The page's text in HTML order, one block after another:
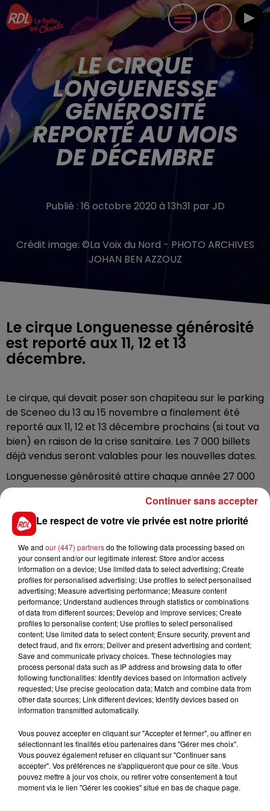
LE CIRQUE
LONGUENESSE
GÉNÉROSITÉ
REPORTÉ AU MOIS
DE DÉCEMBRE
Publié : 16 octobre 2020 à 13h31 par JD
Crédit image: ©La Voix du Nord - PHOTO ARCHIVES
JOHAN BEN AZZOUZ
Le cirque Longuenesse générosité
est reporté aux 11, 12 et 13
décembre.
Le cirque, qui devait poser son chapiteau sur le parking
de Sceneo du 13 au 15 novembre a finalement été
reporté aux 11, 12 et 13 décembre prochains (si tout va
bien) en raison de la crise sanitaire. Les 7 000 billets
déjà vendus seront valables pour les nouvelles dates.
Longuenesse générosité attire chaque année 27 000
spectateurs.
FIL D'ACTUS
15 juillet 2026
BÉTHUNE: ENQUÊTE POUR HOMICIDE
VOLONTAIRE EN COURS, APRÈS LA...
Selon les premiers éléments, le logement servait
Le respect de votre vie privée est notre priorité
We and our (447) partnersdo the following data processing based on
your consent and/or our legitimate interest: Store and/or access
information on a device; Use limited data to select advertising; Create
profiles for personalised advertising; Use profiles to select personalised
advertising; Measure advertising performance; Measure content
performance; Understand audiences through statistics or combinations
of data from different sources; Develop and improve services; Create
profiles to personalise content; Use profiles to select personalised
content; Use limited data to select content; Ensure security, prevent and
detect fraud, and fix errors; Deliver and present advertising and content;
Save and communicate privacy choices. These technologies may
process personal data such as IP address and browsing data to offer
following functionalities: Identify devices based on information actively
requested; Use precise geolocation data; Match and combine data from
other data sources; Link different devices; Identify devices based on
information transmitted automatically.
Vous pouvez accepter en cliquant sur "Accepter et fermer", ou affiner en
sélectionnant les finalités et/ou partenaires dans "Gérer mes choix".
Vous pouvez également refuser en cliquant sur "Continuer sans
accepter". Vos préférences ne s'appliqueront que pour ce site. Vous
pouvez mettre à jour vos choix, ou retirer votre consentement à tout
moment via le lien "Gérer les cookies" situé en bas de chaque page.
Continuer sans accepter